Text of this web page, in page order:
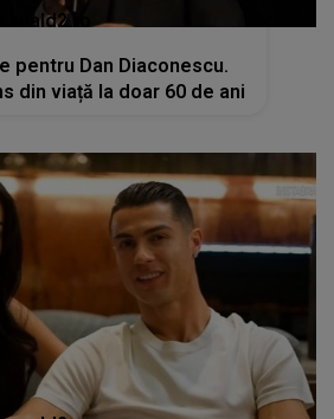
kanald2.ro
pentru Dan Diaconescu.
din viață la doar 60 de ani